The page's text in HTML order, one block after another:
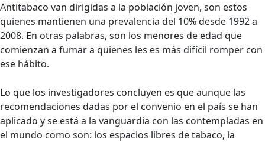
Antitabaco van dirigidas a la población joven, son estos
quienes mantienen una prevalencia del 10% desde 1992 a
2008. En otras palabras, son los menores de edad que
comienzan a fumar a quienes les es más difícil romper con
ese hábito.
Lo que los investigadores concluyen es que aunque las
recomendaciones dadas por el convenio en el país se han
aplicado y se está a la vanguardia con las contempladas en
el mundo como son: los espacios libres de tabaco, la